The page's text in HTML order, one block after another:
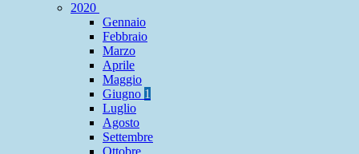
2020
Gennaio
Febbraio
Marzo
Aprile
Maggio
Giugno 1
Luglio
Agosto
Settembre